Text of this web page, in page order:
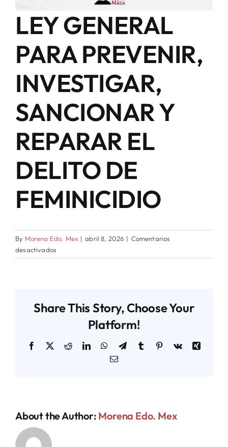
LEY GENERAL
PARA PREVENIR,
INVESTIGAR,
SANCIONAR Y
REPARAR EL
DELITO DE
FEMINICIDIO
By Morena Edo. Mex | abril 8, 2026 | Comentarios
desactivados
LEY
INVESTIGAR,
Share This Story, Choose Your
Platform!
Facebook
X RedditLinkedInWhatsApp
TelegramTumblr Pinterest
Vk
Xing
Email
About the Author: Morena Edo. Mex